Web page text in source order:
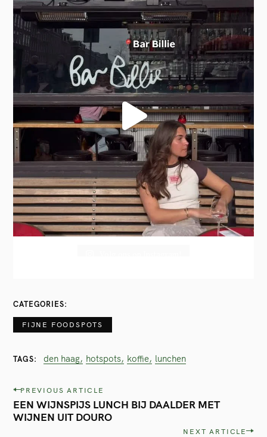
CATEGORIES
FIJNE FOODSPOTS
TAGS den haag hotspots koffie lunchen
P
o
PREVIOUS ARTICLE
EEN WIJNSPIJS LUNCH BIJ DAALDER MET
WIJNEN UIT DOURO
NEXT ARTICLE